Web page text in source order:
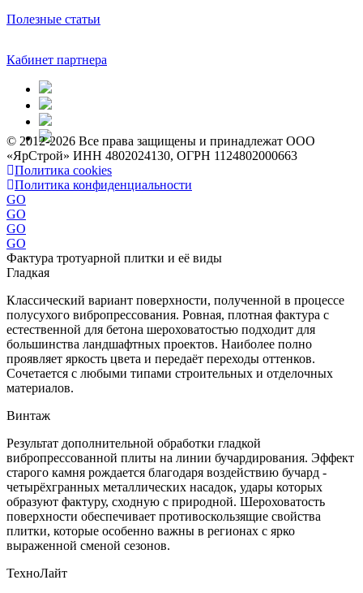
Полезные статьи
Кабинет партнера
© 2012-2026 Все права защищены и принадлежат ООО
«ЯрСтрой» ИНН 4802024130, ОГРН 1124802000663
Политика cookies
Политика конфиденциальности
GO
GO
GO
GO
Фактура тротуарной плитки и её виды
Гладкая
Классический вариант поверхности, полученной в процессе
полусухого вибропрессования. Ровная, плотная фактура с
естественной для бетона шероховатостью подходит для
большинства ландшафтных проектов. Наиболее полно
проявляет яркость цвета и передаёт переходы оттенков.
Сочетается с любыми типами строительных и отделочных
материалов.
Винтаж
Результат дополнительной обработки гладкой
вибропрессованной плиты на линии бучардирования. Эффект
старого камня рождается благодаря воздействию бучард -
четырёхгранных металлических насадок, удары которых
образуют фактуру, сходную с природной. Шероховатость
поверхности обеспечивает противоскользящие свойства
плитки, которые особенно важны в регионах с ярко
выраженной сменой сезонов.
ТехноЛайт